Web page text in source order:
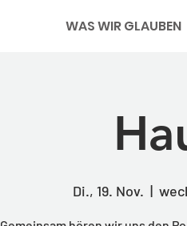
WAS WIR GLAUBEN
Di., 19. Nov.
  |